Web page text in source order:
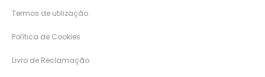
Termos de utilização
Política de Cookies
Livro de Reclamação